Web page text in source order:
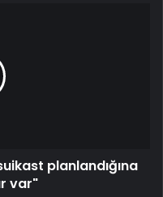
planlandığına
var"